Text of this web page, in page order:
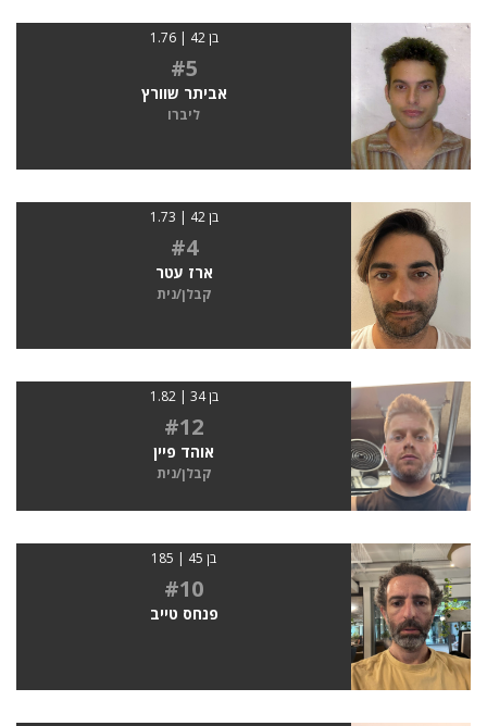
בן 42 | 1.76
#5
אביתר שוורץ
ליברו
בן 42 | 1.73
#4
ארז עטר
קבלן/נית
בן 34 | 1.82
#12
אוהד פיין
קבלן/נית
בן 45 | 185
#10
פנחס טייב